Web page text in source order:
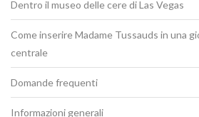
Dentro il museo delle cere di Las Vegas
Come inserire Madame Tussauds in una
centrale
Domande frequenti
Informazioni generali